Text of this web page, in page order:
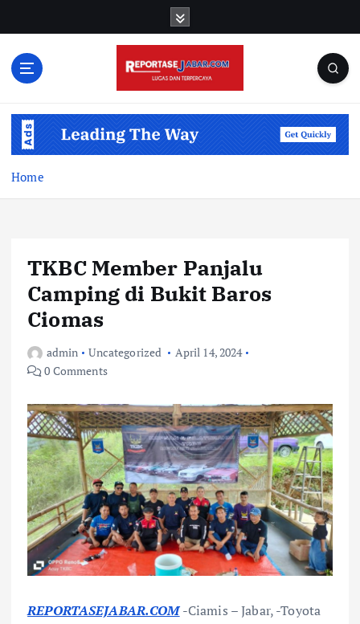
Home
TKBC Member Panjalu
Camping di Bukit Baros
Ciomas
admin Uncategorized
April 14, 2024
0 Comments
REPORTASEJABAR.COM-Ciamis – Jabar, -Toyota